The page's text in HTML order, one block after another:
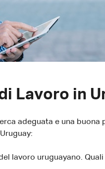
Lavoro in
adeguata e una buona
lavoro uruguayano.